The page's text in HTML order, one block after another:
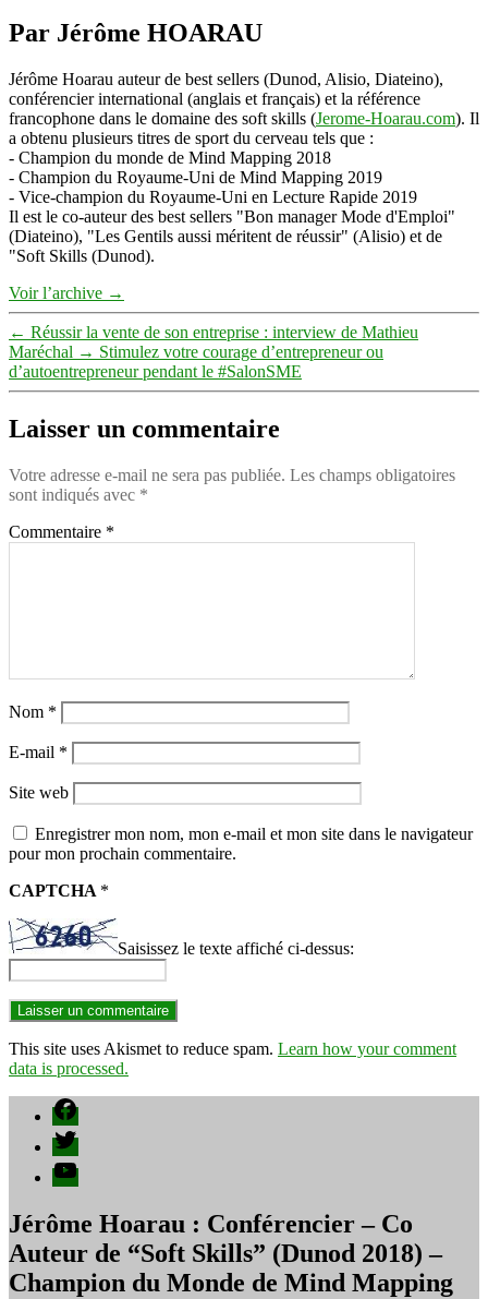
Par Jérôme HOARAU
Jérôme Hoarau auteur de best sellers (Dunod, Alisio, Diateino),
conférencier international (anglais et français) et la référence
francophone dans le domaine des soft skills (Jerome-Hoarau.com). Il
a obtenu plusieurs titres de sport du cerveau tels que :
- Champion du monde de Mind Mapping 2018
- Champion du Royaume-Uni de Mind Mapping 2019
- Vice-champion du Royaume-Uni en Lecture Rapide 2019
Il est le co-auteur des best sellers "Bon manager Mode d'Emploi"
(Diateino), "Les Gentils aussi méritent de réussir" (Alisio) et de
"Soft Skills (Dunod).
Voir l’archive →
← Réussir la vente de son entreprise : interview de Mathieu
Maréchal → Stimulez votre courage d’entrepreneur ou
d’autoentrepreneur pendant le #SalonSME
Laisser un commentaire
Votre adresse e-mail ne sera pas publiée. Les champs obligatoires
sont indiqués avec *
Commentaire *
Nom *
E-mail *
Site web
Enregistrer mon nom, mon e-mail et mon site dans le navigateur
pour mon prochain commentaire.
CAPTCHA *
Saisissez le texte affiché ci-dessus:
This site uses Akismet to reduce spam. Learn how your comment
data is processed.
Facebook
Twitter
YouTube
Jérôme Hoarau : Conférencier – Co
Auteur de “Soft Skills” (Dunod 2018) –
Champion du Monde de Mind Mapping